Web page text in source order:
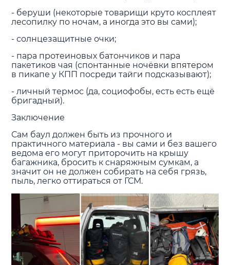
- беруши (некоторые товарищи круто косплеят
лесопилку по ночам, а иногда это вы сами);
- солнцезащитные очки;
- пара протеиновых батончиков и пара
пакетиков чая (спонтанные ночёвки впятером
в пикапе у КПП посреди тайги подсказывают);
- личный термос (да, социофобы, есть есть ещё
бригадный).
Заключение
Сам баул должен быть из прочного и
практичного материала - вы сами и без вашего
ведома его могут приторочить на крышу
багажника, бросить к снаряжным сумкам, а
значит он не должен собирать на себя грязь,
пыль, легко оттираться от ГСМ.